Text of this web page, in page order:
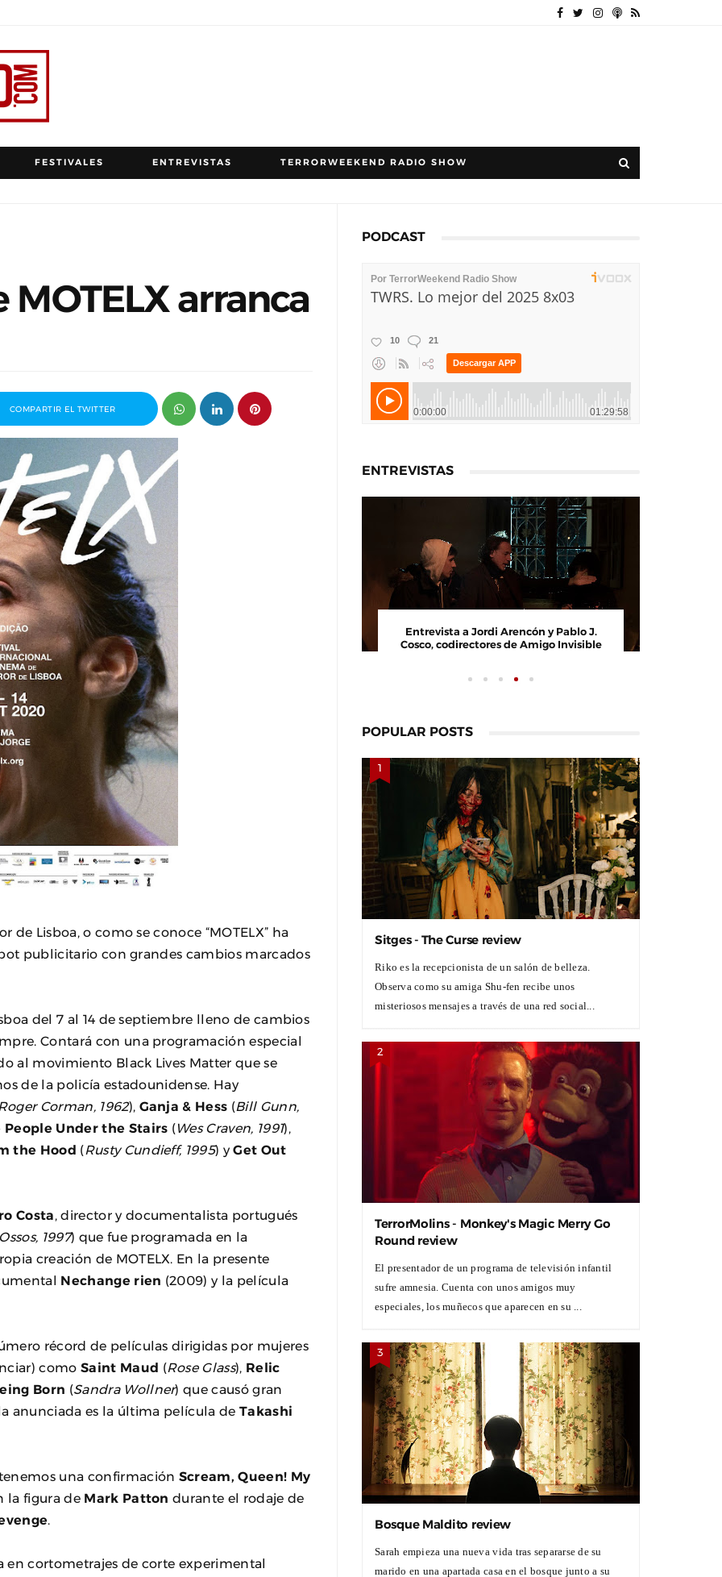
FESTIVALES ENTREVISTAS TERRORWEEKEND RADIO SHOW
MOTELX arranca
COMPARTIR EL TWITTER
Lisboa, o como se conoce “MOTELX” ha
publicitario con grandes cambios marcados
del 7 al 14 de septiembre lleno de cambios
Contará con una programación especial
al movimiento Black Lives Matter que se
de la policía estadounidense. Hay
Roger Corman, 1962), Ganja & Hess (Bill Gunn,
People Under the Stairs (Wes Craven, 1991),
the Hood (Rusty Cundieff, 1995) yGet Out
Costa , director y documentalista portugués
Ossos, 1997) que fue programada en la
creación de MOTELX. En la presente
Nechange rien (2009) y la película
récord de películas dirigidas por mujeres
comoSaint Maud (Rose Glass), Relic
Born (Sandra Wollner) que causó gran
anunciada es la última película de Takashi
una confirmación Scream, Queen! My
la figura de Mark Patton durante el rodaje de
en cortometrajes de corte experimental
PODCAST
ENTREVISTAS
Entrevista a Jordi
Cosco, codirectores de
Entrevista a Paco Arasanz, director y
guionista de Nos Veremos Esta Noche,
Entrevista a Javier Rueda, organizador
del Madd Film Market
POPULAR POSTS
Sitges - The Curse review
Riko es la recepcionista de un salón de belleza.
Observa como su amiga Shu-fen recibe unos
misteriosos mensajes a través de una red social...
TerrorMolins - Monkey's Magic Merry Go
Round review
El presentador de un programa de televisión infantil
sufre amnesia. Cuenta con unos amigos muy
especiales, los muñecos que aparecen en su ...
Bosque Maldito review
Sarah empieza una nueva vida tras separarse de su
marido en una apartada casa en el bosque junto a su